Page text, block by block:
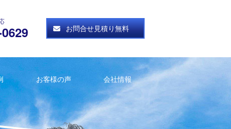
お問合せ見積り無料
お客様の声 会社情報